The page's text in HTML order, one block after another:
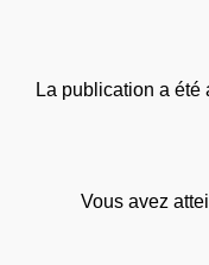
La publication a été
Vous avez